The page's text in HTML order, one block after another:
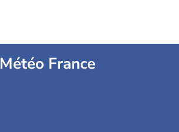
Météo France